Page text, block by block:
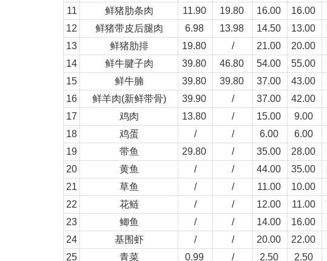
11
鲜猪肋条肉 11.90 19.80 16.00 16.00
12
鲜猪带皮后腿肉 6.98 13.98 14.50 13.00
13
鲜猪肋排 19.80 / 21.00 20.00
14
鲜牛腱子肉 39.80 46.80 54.00 55.00
15
鲜牛腩 39.80 39.80 37.00 43.00
16
鲜羊肉(新鲜带骨) 39.90 / 37.00 42.00
17
鸡肉 13.80 / 15.00 9.00
18
鸡蛋 / / 6.00 6.00
19
带鱼 29.80 / 35.00 28.00
20
黄鱼 / / 44.00 35.00
21
草鱼 / / 11.00 10.00
22
花鲢 / / 12.00 11.00
23
鲫鱼 / / 14.00 16.00
24
基围虾 / / 20.00 22.00
25
青菜 0.99 / 2.50 2.50